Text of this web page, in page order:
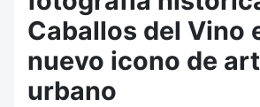
Caballos del Vino
nuevo icono de
urbano